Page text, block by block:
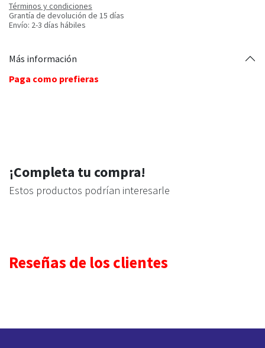
Términos y condiciones
Grantía de devolución de 15 días
Envío: 2-3 días hábiles
Más información
Paga como prefieras
¡Completa tu compra!
Estos productos podrían interesarle
Reseñas de los clientes